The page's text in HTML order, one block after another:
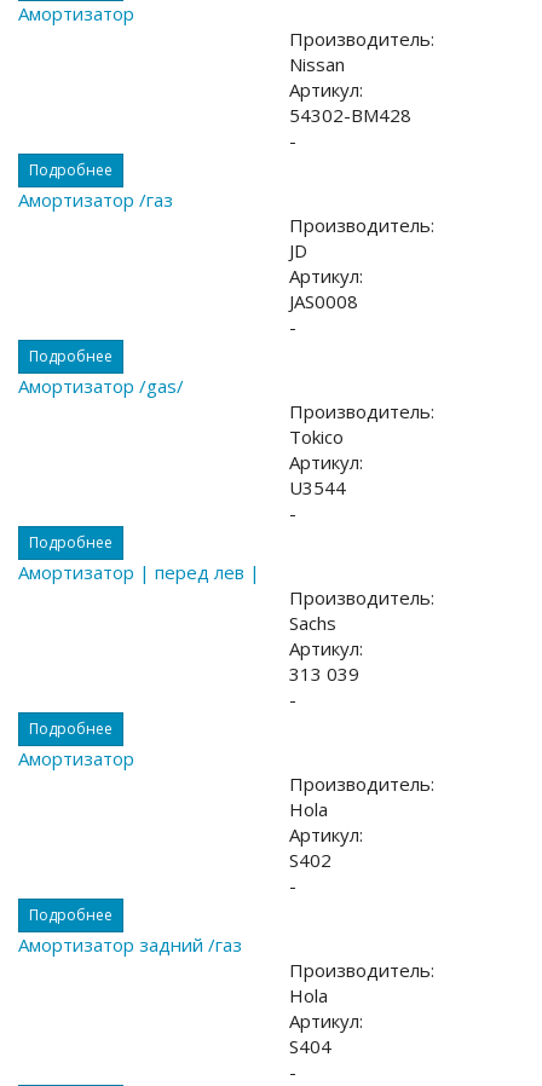
Амортизатор
Производитель:
Nissan
Артикул:
54302-BM428
-
Подробнее
Амортизатор /газ
Производитель:
JD
Артикул:
JAS0008
-
Подробнее
Амортизатор /gas/
Производитель:
Tokico
Артикул:
U3544
-
Подробнее
Амортизатор | перед лев |
Производитель:
Sachs
Артикул:
313 039
-
Подробнее
Амортизатор
Производитель:
Hola
Артикул:
S402
-
Подробнее
Амортизатор задний /газ
Производитель:
Hola
Артикул:
S404
-